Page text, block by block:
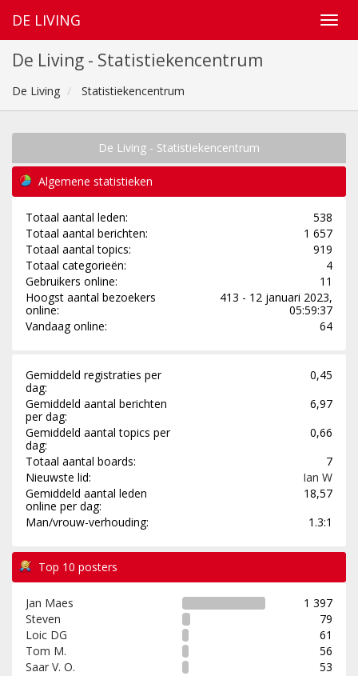
DE LIVING
De Living - Statistiekencentrum
De Living Statistiekencentrum
De Living - Statistiekencentrum
Algemene statistieken
Totaal aantal leden:
538
Totaal aantal berichten:
1 657
Totaal aantal topics:
919
Totaal categorieën:
4
Gebruikers online:
11
Hoogst aantal bezoekers
online:
413 - 12 januari 2023,
05:59:37
Vandaag online:
64
Gemiddeld registraties per
dag:
0,45
Gemiddeld aantal berichten
per dag:
6,97
Gemiddeld aantal topics per
dag:
0,66
Totaal aantal boards:
7
Nieuwste lid:
Ian W
Gemiddeld aantal leden
online per dag:
18,57
Man/vrouw-verhouding:
1.3:1
Top 10 posters
Jan Maes
1 397
Steven
79
Loic DG
61
Tom M.
56
Saar V. O.
53